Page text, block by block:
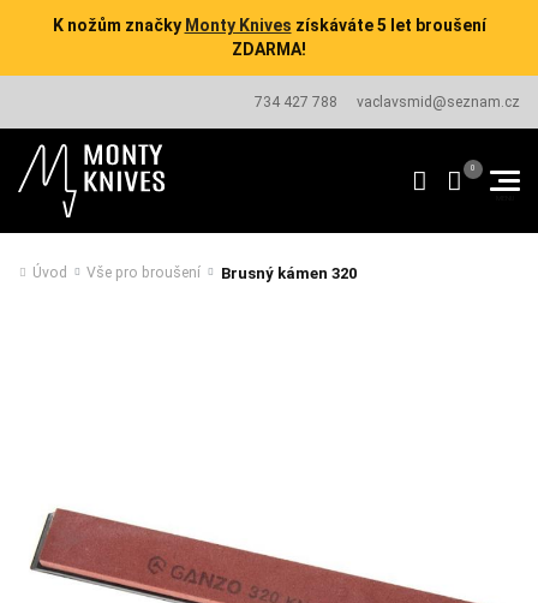
K nožům značky Monty Knives získáváte 5 let broušení
ZDARMA!
734 427 788 vaclavsmid@seznam.cz
Úvod Vše pro broušení Brusný kámen 320